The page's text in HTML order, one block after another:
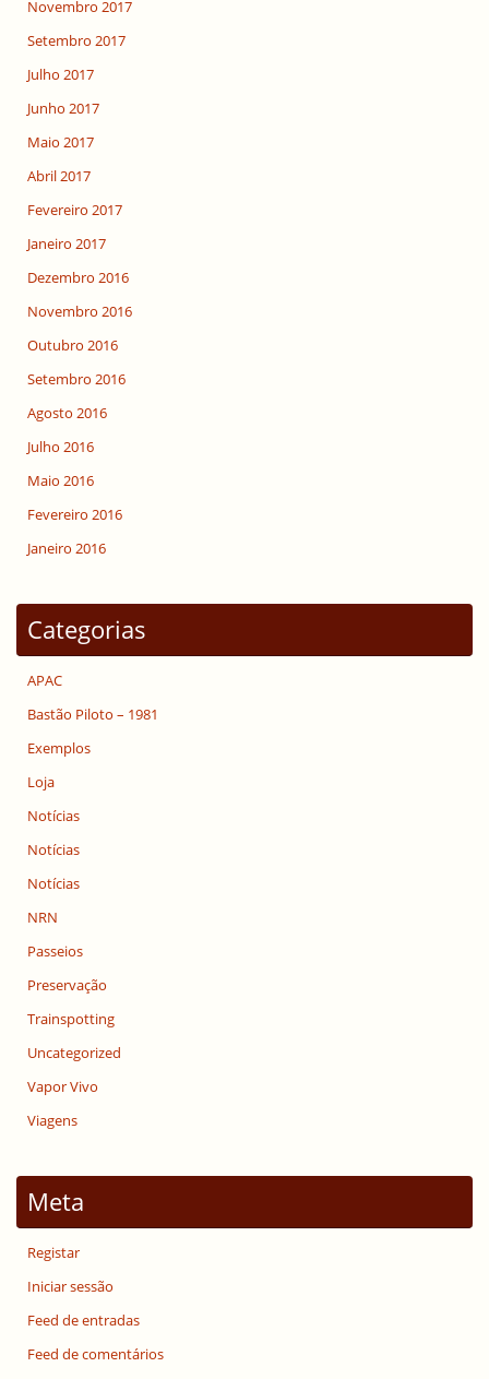
Novembro 2017
Setembro 2017
Julho 2017
Junho 2017
Maio 2017
Abril 2017
Fevereiro 2017
Janeiro 2017
Dezembro 2016
Novembro 2016
Outubro 2016
Setembro 2016
Agosto 2016
Julho 2016
Maio 2016
Fevereiro 2016
Janeiro 2016
Categorias
APAC
Bastão Piloto – 1981
Exemplos
Loja
Notícias
Notícias
Notícias
NRN
Passeios
Preservação
Trainspotting
Uncategorized
Vapor Vivo
Viagens
Meta
Registar
Iniciar sessão
Feed de entradas
Feed de comentários